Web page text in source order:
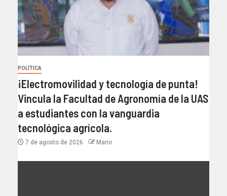
POLÍTICA
¡Electromovilidad y tecnología de punta!
Vincula la Facultad de Agronomía de la UAS
a estudiantes con la vanguardia
tecnológica agrícola.
7 de agosto de 2026 Mario